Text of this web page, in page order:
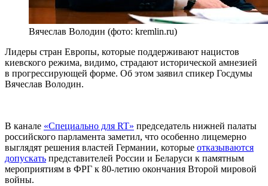
Вячеслав Володин (фото: kremlin.ru)
Лидеры стран Европы, которые поддерживают нацистов
киевского режима, видимо, страдают исторической амнезией
в прогрессирующей форме. Об этом заявил спикер Госдумы
Вячеслав Володин.
В канале «Специально для RT» председатель нижней палаты
российского парламента заметил, что особенно лицемерно
выглядят решения властей Германии, которые отказываются
допускать представителей России и Беларуси к памятным
мероприятиям в ФРГ к 80-летию окончания Второй мировой
войны.